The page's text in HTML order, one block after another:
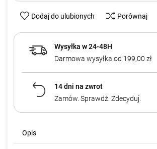
Dodaj do ulubionych Porównaj
Wysyłka w 24-48H
Darmowa wysyłka od 199,00 zł
14 dni na zwrot
Zamów. Sprawdź. Zdecyduj.
Opis